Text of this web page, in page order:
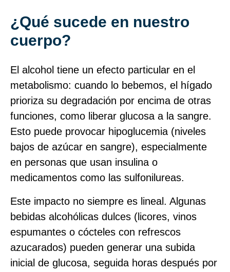
¿Qué sucede en nuestro
cuerpo?
El alcohol tiene un efecto particular en el
metabolismo: cuando lo bebemos, el hígado
prioriza su degradación por encima de otras
funciones, como liberar glucosa a la sangre.
Esto puede provocar hipoglucemia (niveles
bajos de azúcar en sangre), especialmente
en personas que usan insulina o
medicamentos como las sulfonilureas.
Este impacto no siempre es lineal. Algunas
bebidas alcohólicas dulces (licores, vinos
espumantes o cócteles con refrescos
azucarados) pueden generar una subida
inicial de glucosa, seguida horas después por